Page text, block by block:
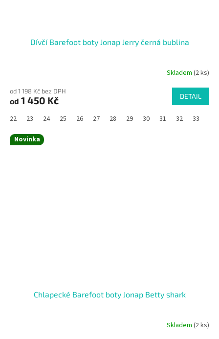
Dívčí Barefoot boty Jonap Jerry černá bublina
Skladem (2 ks)
od 1 198 Kč bez DPH
od 1 450 Kč DETAIL
22 23 24 25 26 27 28 29 30 31 32 33
Novinka
Chlapecké Barefoot boty Jonap Betty shark
Skladem (2 ks)